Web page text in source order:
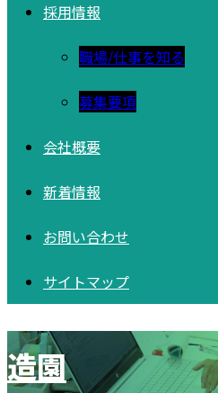
採用情報
職場/仕事を知る
募集要項
会社概要
新着情報
お問い合わせ
サイトマップ
造園